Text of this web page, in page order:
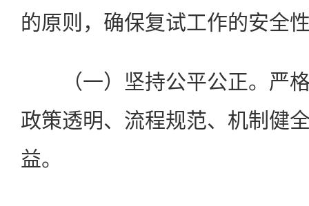
的原则，确保复试工作的安全
（一）坚持公平公正。严格
政策透明、流程规范、机制健
益。